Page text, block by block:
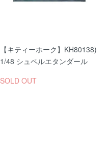
【キティーホーク】KH80138)
1/48 シュペルエタンダール
SOLD OUT